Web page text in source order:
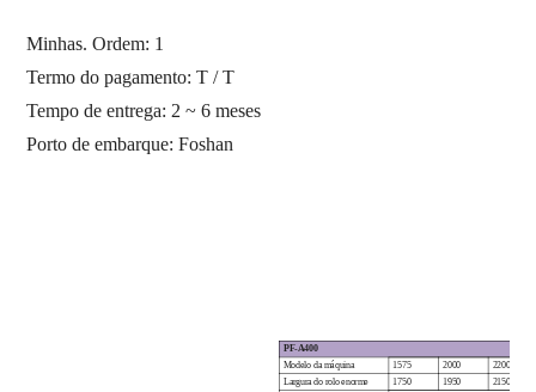
Minhas. Ordem: 1
Termo do pagamento: T / T
Tempo de entrega: 2 ~ 6 meses
Porto de embarque:Foshan
PF-A400
Modelo da máquina 1575 2000 2200
Largura do rolo enorme 1750 1950
2150